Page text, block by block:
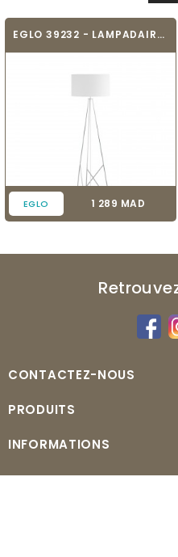
EGLO 39232 - LAMPADAIRE DESIGN - CAMPORALE
EGLO Prix
1 289 MAD
CONTACTEZ-NOUS
PRODUITS
INFORMATIONS